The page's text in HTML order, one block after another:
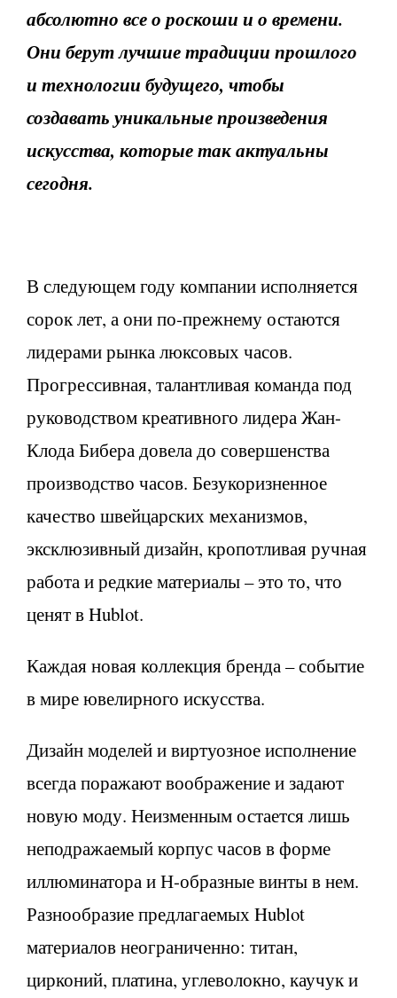
абсолютно все о роскоши и о времени.
Они берут лучшие традиции прошлого
и технологии будущего, чтобы
создавать уникальные произведения
искусства, которые так актуальны
сегодня.
В следующем году компании исполняется
сорок лет, а они по-прежнему остаются
лидерами рынка люксовых часов.
Прогрессивная, талантливая команда под
руководством креативного лидера Жан-
Клода Бибера довела до совершенства
производство часов. Безукоризненное
качество швейцарских механизмов,
эксклюзивный дизайн, кропотливая ручная
работа и редкие материалы – это то, что
ценят в Hublot.
Каждая новая коллекция бренда – событие
в мире ювелирного искусства.
Дизайн моделей и виртуозное исполнение
всегда поражают воображение и задают
новую моду. Неизменным остается лишь
неподражаемый корпус часов в форме
иллюминатора и Н-образные винты в нем.
Разнообразие предлагаемых Hublot
материалов неограниченно: титан,
цирконий, платина, углеволокно, каучук и